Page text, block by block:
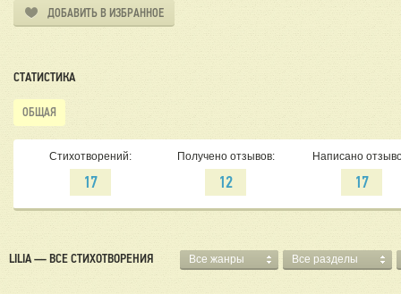
ДОБАВИТЬ В ИЗБРАННОЕ
СТАТИСТИКА
ОБЩАЯ
Стихотворений:
17
Получено отзывов:
12
Написано
17
LILIA — ВСЕ СТИХОТВОРЕНИЯ Все жанры Все разделы